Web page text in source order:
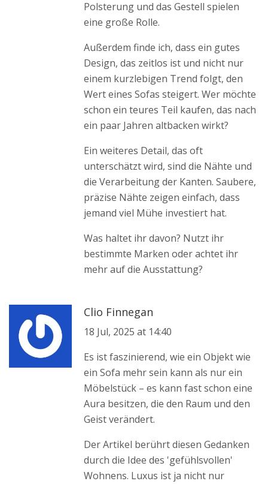
Polsterung und das Gestell spielen
eine große Rolle.
Außerdem finde ich, dass ein gutes
Design, das zeitlos ist und nicht nur
einem kurzlebigen Trend folgt, den
Wert eines Sofas steigert. Wer möchte
schon ein teures Teil kaufen, das nach
ein paar Jahren altbacken wirkt?
Ein weiteres Detail, das oft
unterschätzt wird, sind die Nähte und
die Verarbeitung der Kanten. Saubere,
präzise Nähte zeigen einfach, dass
jemand viel Mühe investiert hat.
Was haltet ihr davon? Nutzt ihr
bestimmte Marken oder achtet ihr
mehr auf die Ausstattung?
Clio Finnegan
18 Jul, 2025 at 14:40
Es ist faszinierend, wie ein Objekt wie
ein Sofa mehr sein kann als nur ein
Möbelstück – es kann fast schon eine
Aura besitzen, die den Raum und den
Geist verändert.
Der Artikel berührt diesen Gedanken
durch die Idee des 'gefühlsvollen'
Wohnens. Luxus ist ja nicht nur